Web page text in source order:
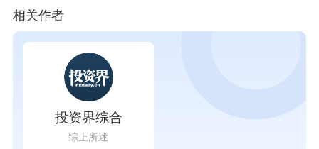
相关作者
投资界综合
综上所述